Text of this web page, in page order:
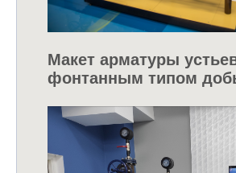
Макет арматуры
фонтанным типом